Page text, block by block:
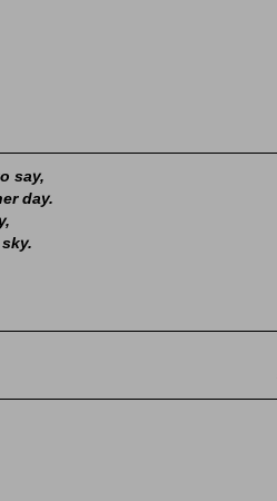
say,
day.